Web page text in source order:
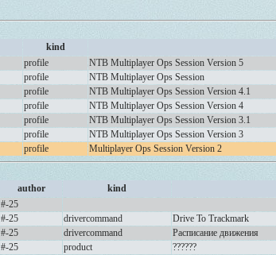
kind
profile NTB Multiplayer Ops Session Version 5
profile NTB Multiplayer Ops Session
profile NTB Multiplayer Ops Session Version 4.1
profile NTB Multiplayer Ops Session Version 4
profile NTB Multiplayer Ops Session Version 3.1
profile NTB Multiplayer Ops Session Version 3
profile Multiplayer Ops Session Version 2
author kind
#-25
#-25 drivercommand Drive To Trackmark
#-25 drivercommand Расписание движения
#-25 product ??????